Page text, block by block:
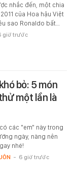
nhắc đến, một chia
của Hoa hậu Việt
sao Ronaldo bất…
giờ trước
bỏ: 5 món
một lần là
các "em" này trong
ngày, nàng nên
nhé!
- 6 giờ trước